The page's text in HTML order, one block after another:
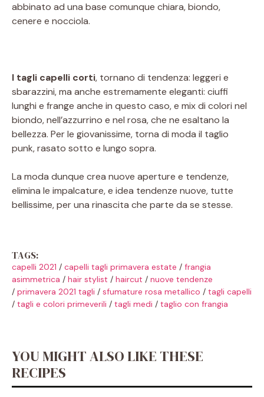
abbinato ad una base comunque chiara, biondo,
cenere e nocciola.
I tagli capelli corti, tornano di tendenza: leggeri e
sbarazzini, ma anche estremamente eleganti: ciuffi
lunghi e frange anche in questo caso, e mix di colori nel
biondo, nell’azzurrino e nel rosa, che ne esaltano la
bellezza. Per le giovanissime, torna di moda il taglio
punk, rasato sotto e lungo sopra.
La moda dunque crea nuove aperture e tendenze,
elimina le impalcature, e idea tendenze nuove, tutte
bellissime, per una rinascita che parte da se stesse.
TAGS:
capelli 2021 / capelli tagli primavera estate / frangia
asimmetrica / hair stylist / haircut / nuove tendenze
/ primavera 2021 tagli / sfumature rosa metallico / tagli capelli
/ tagli e colori primeverili / tagli medi / taglio con frangia
YOU MIGHT ALSO LIKE THESE
RECIPES